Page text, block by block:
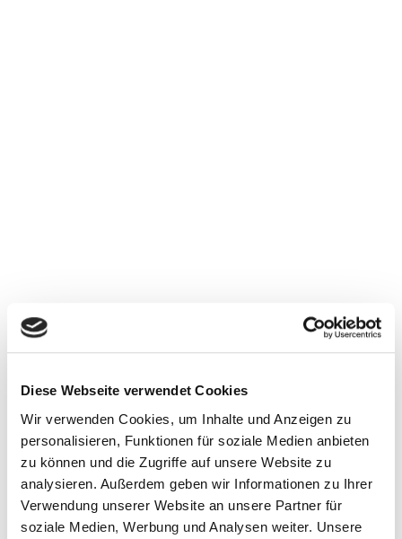
Diese Webseite verwendet Cookies
Wir verwenden Cookies, um Inhalte und Anzeigen zu
personalisieren, Funktionen für soziale Medien anbieten
zu können und die Zugriffe auf unsere Website zu
analysieren. Außerdem geben wir Informationen zu Ihrer
Verwendung unserer Website an unsere Partner für
soziale Medien, Werbung und Analysen weiter. Unsere